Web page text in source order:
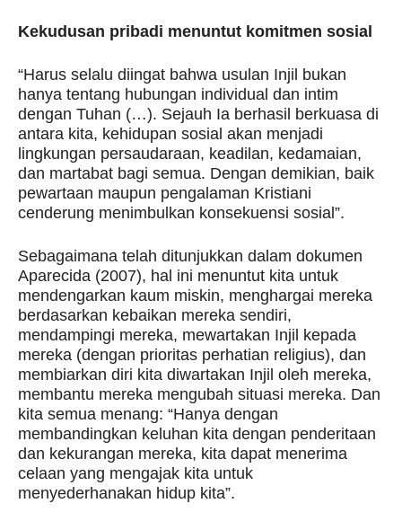
Kekudusan pribadi menuntut komitmen sosial
“Harus selalu diingat bahwa usulan Injil bukan
hanya tentang hubungan individual dan intim
dengan Tuhan (…). Sejauh Ia berhasil berkuasa di
antara kita, kehidupan sosial akan menjadi
lingkungan persaudaraan, keadilan, kedamaian,
dan martabat bagi semua. Dengan demikian, baik
pewartaan maupun pengalaman Kristiani
cenderung menimbulkan konsekuensi sosial”.
Sebagaimana telah ditunjukkan dalam dokumen
Aparecida (2007), hal ini menuntut kita untuk
mendengarkan kaum miskin, menghargai mereka
berdasarkan kebaikan mereka sendiri,
mendampingi mereka, mewartakan Injil kepada
mereka (dengan prioritas perhatian religius), dan
membiarkan diri kita diwartakan Injil oleh mereka,
membantu mereka mengubah situasi mereka. Dan
kita semua menang: “Hanya dengan
membandingkan keluhan kita dengan penderitaan
dan kekurangan mereka, kita dapat menerima
celaan yang mengajak kita untuk
menyederhanakan hidup kita”.